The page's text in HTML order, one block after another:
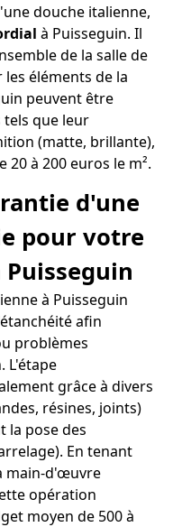
douche italienne,
à Puisseguin. Il
de la salle de
éléments de la
peuvent être
que leur
(matte, brillante),
20 à 200 euros le m².
d'une
pour votre
à Puisseguin
afin
problèmes
L'étape
grâce à divers
résines, joints)
la pose des
En tenant
main-d'œuvre
opération
moyen de 500 à